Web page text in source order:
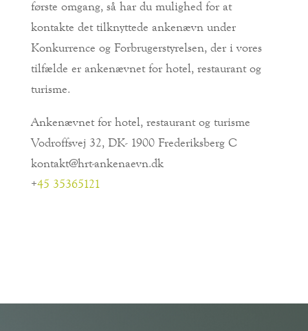
første omgang, så har du mulighed for at
kontakte det tilknyttede ankenævn under
Konkurrence og Forbrugerstyrelsen, der i vores
tilfælde er ankenævnet for hotel, restaurant og
turisme.
Ankenævnet for hotel, restaurant og turisme
Vodroffsvej 32, DK- 1900 Frederiksberg C
kontakt@hrt-ankenaevn.dk
+45 35365121